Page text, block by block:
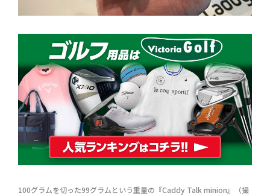
100グラムを切った99グラムという重量の『Caddy Talk minion』（撮